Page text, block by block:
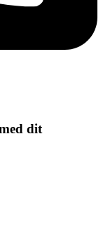
dit